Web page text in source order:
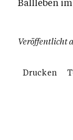
Ballleben
Veröffentlicht
Drucken